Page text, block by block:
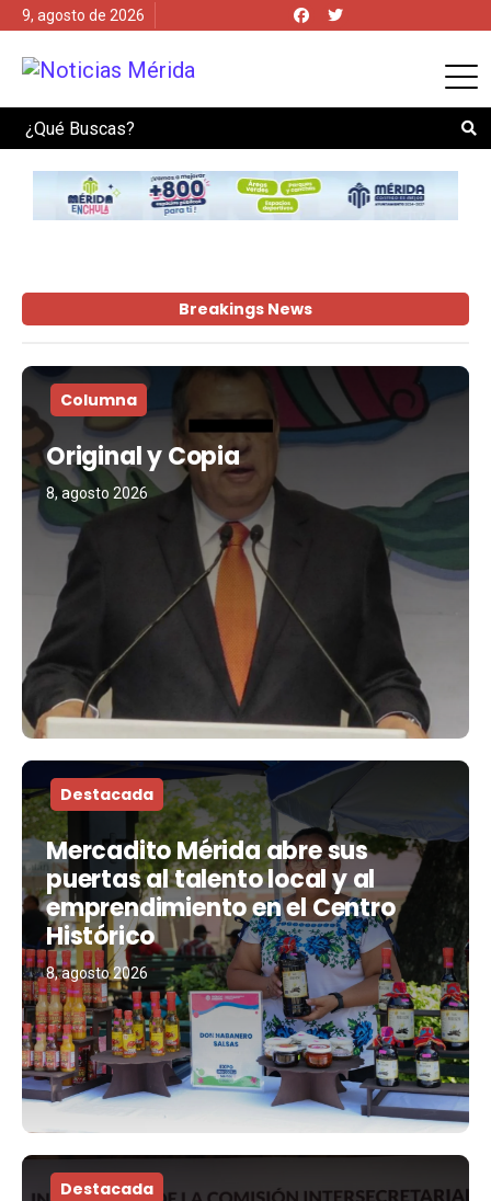
9, agosto de 2026
Search
Breakings News
Columna
Original y Copia
8, agosto 2026
Destacada
Mercadito Mérida abre sus
puertas al talento local y al
emprendimiento en el Centro
Histórico
8, agosto 2026
Destacada